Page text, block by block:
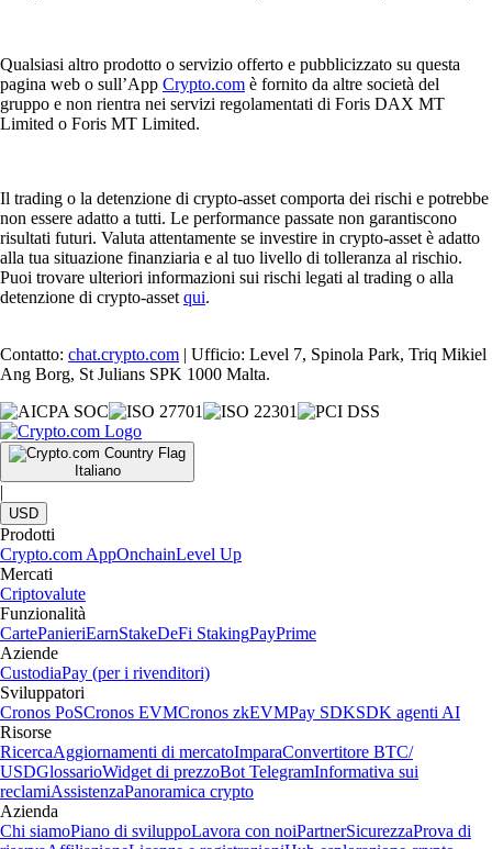
Qualsiasi altro prodotto o servizio offerto e pubblicizzato su questa
pagina web o sull’App Crypto.com è fornito da altre società del
gruppo e non rientra nei servizi regolamentati di Foris DAX MT
Limited o Foris MT Limited.
Il trading o la detenzione di crypto-asset comporta dei rischi e potrebbe
non essere adatto a tutti. Le performance passate non garantiscono
risultati futuri. Valuta attentamente se investire in crypto-asset è adatto
alla tua situazione finanziaria e al tuo livello di tolleranza al rischio.
Puoi trovare ulteriori informazioni sui rischi legati al trading o alla
detenzione di crypto-asset qui.
Contatto: chat.crypto.com | Ufficio: Level 7, Spinola Park, Triq Mikiel
Ang Borg, St Julians SPK 1000 Malta.
Italiano
|
USD
Prodotti
Crypto.com AppOnchainLevel Up
Mercati
Criptovalute
Funzionalità
CartePanieriEarnStakeDeFi StakingPayPrime
Aziende
CustodiaPay (per i rivenditori)
Sviluppatori
Cronos PoSCronos EVMCronos zkEVMPay SDKSDK agenti AI
Risorse
RicercaAggiornamenti di mercatoImparaConvertitore BTC/
USDGlossarioWidget di prezzoBot TelegramInformativa sui
reclamiAssistenzaPanoramica crypto
Azienda
Chi siamoPiano di sviluppoLavora con noiPartnerSicurezzaProva di